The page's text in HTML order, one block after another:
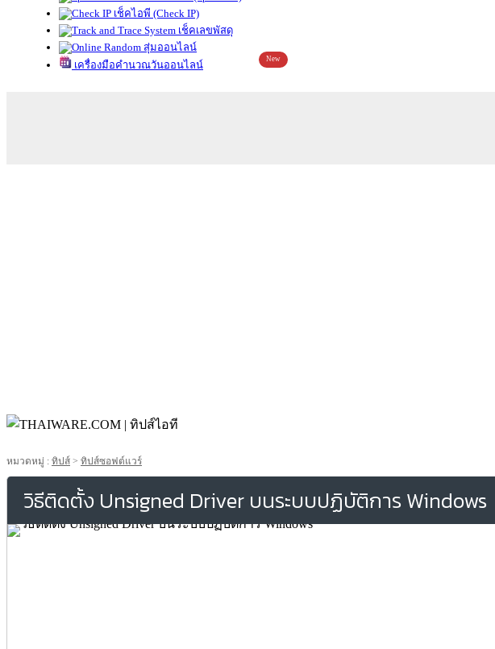
เช็คไอพี (Check IP)
เช็คเลขพัสดุ
สุ่มออนไลน์
เครื่องมือคำนวณวันออนไลน์
New
หมวดหมู่ : ทิปส์ > ทิปส์ซอฟต์แวร์
วิธีติดตั้ง Unsigned Driver บนระบบปฏิบัติการ Windows